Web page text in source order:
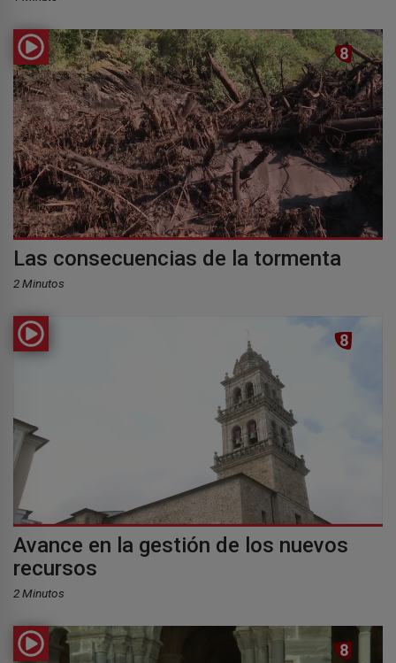
Las consecuencias de la tormenta
2 Minutos
Avance en la gestión de los nuevos
recursos
2 Minutos